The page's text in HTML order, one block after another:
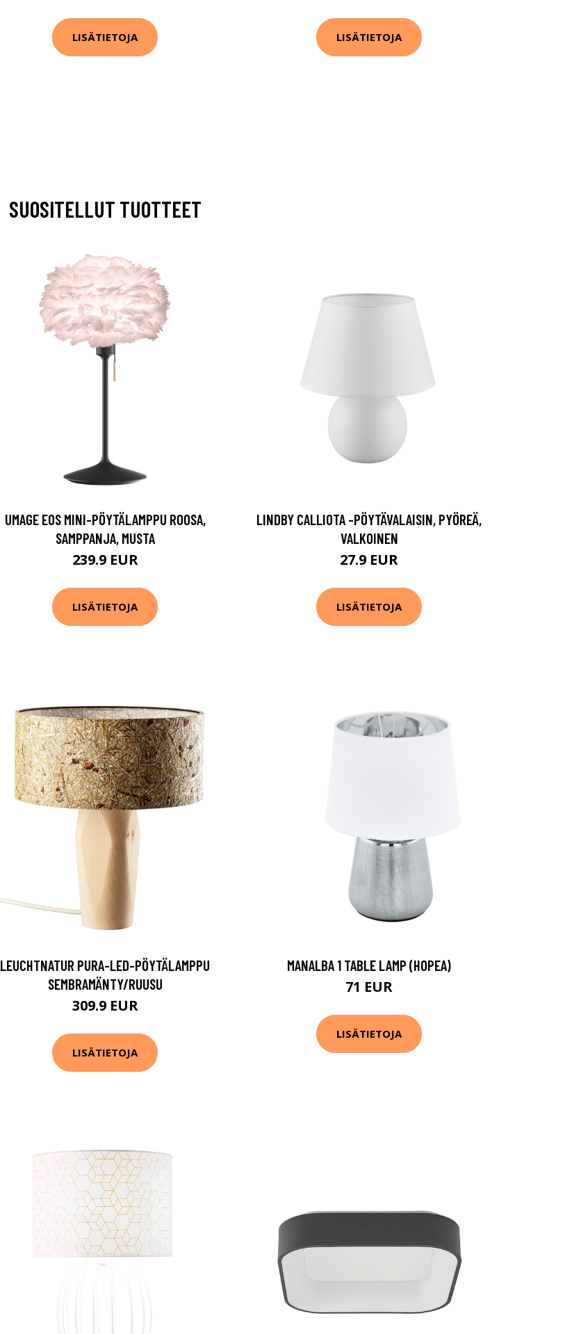
LISÄTIETOJA LISÄTIETOJA
SUOSITELLUT TUOTTEET
UMAGE EOS MINI-PÖYTÄLAMPPU ROOSA,
SAMPPANJA, MUSTA
239.9 EUR
LISÄTIETOJA
LINDBY CALLIOTA -PÖYTÄVALAISIN, PYÖREÄ,
VALKOINEN
27.9 EUR
LISÄTIETOJA
LEUCHTNATUR PURA-LED-PÖYTÄLAMPPU
SEMBRAMÄNTY/RUUSU
309.9 EUR
LISÄTIETOJA
MANALBA 1 TABLE LAMP (HOPEA)
71 EUR
LISÄTIETOJA